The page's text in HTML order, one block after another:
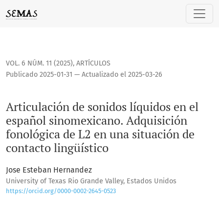
Articulación de sonidos líquidos en el español
VOL. 6 NÚM. 11 (2025), ARTÍCULOS
Articulación de sonidos líquidos en el
español sinomexicano. Adquisición
fonológica de L2 en una situación de
contacto lingüístico
Publicado 2025-01-31 — Actualizado el 2025-03-26
Jose Esteban Hernandez
University of Texas Rio Grande Valley, Estados Unidos
https://orcid.org/0000-0002-2645-0523